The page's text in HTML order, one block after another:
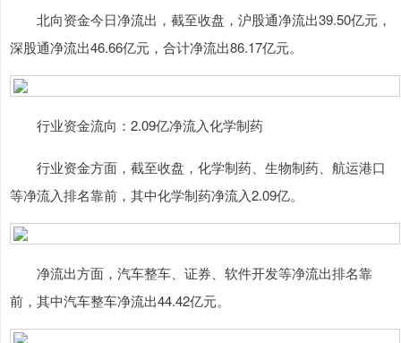
北向资金今日净流出，截至收盘，沪股通净流出39.50亿元，
深股通净流出46.66亿元，合计净流出86.17亿元。
行业资金流向：2.09亿净流入化学制药
行业资金方面，截至收盘，化学制药、生物制药、航运港口
等净流入排名靠前，其中化学制药净流入2.09亿。
净流出方面，汽车整车、证券、软件开发等净流出排名靠
前，其中汽车整车净流出44.42亿元。